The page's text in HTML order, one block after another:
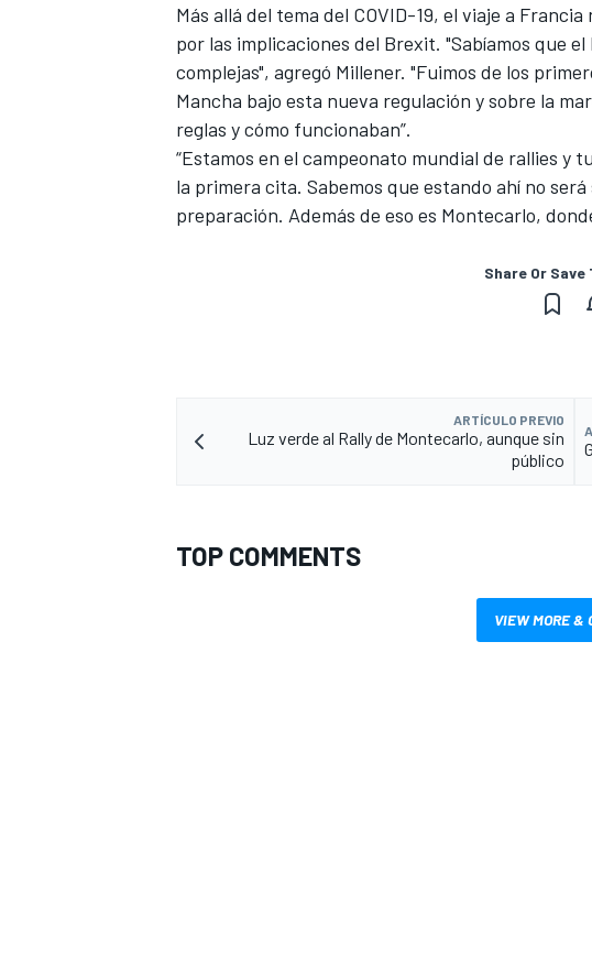
Más allá del tema del COVID-19, el viaje a
por las implicaciones del Brexit. "Sabíamos que
complejas", agregó Millener. "Fuimos de los
Mancha bajo esta nueva regulación y sobre la
reglas y cómo funcionaban”.
“Estamos en el campeonato mundial de rallies y
la primera cita. Sabemos que estando ahí no
preparación. Además de eso es Montecarlo,
Share Or
ARTÍCULO PREVIO
Luz verde al Rally de Montecarlo, aunque sin
público
TOP COMMENTS
VIEW MORE &